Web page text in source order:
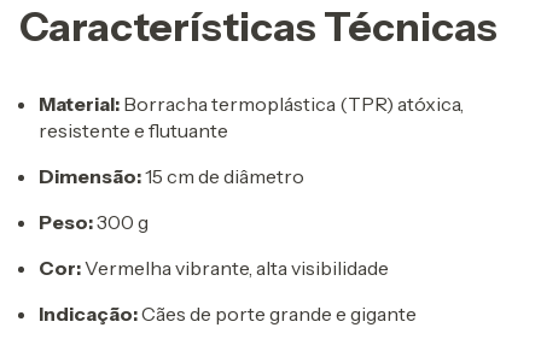
Características Técnicas
Material: Borracha termoplástica (TPR) atóxica,
resistente e flutuante
Dimensão:15 cm de diâmetro
Peso:300 g
Cor:Vermelha vibrante, alta visibilidade
Indicação:Cães de porte grande e gigante